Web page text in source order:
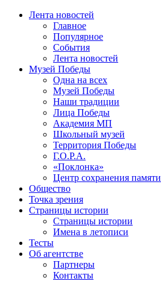
Лента новостей
Главное
Популярное
События
Лента новостей
Музей Победы
Одна на всех
Музей Победы
Наши традиции
Лица Победы
Академия МП
Школьный музей
Территория Победы
Г.О.Р.А.
«Поклонка»
Центр сохранения памяти
Общество
Точка зрения
Страницы истории
Страницы истории
Имена в летописи
Тесты
Об агентстве
Партнеры
Контакты